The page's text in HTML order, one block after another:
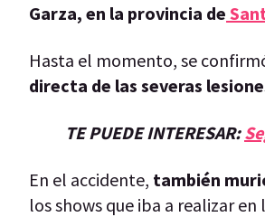
Garza, en la provincia de
Hasta el momento, se
directa de las severas
TE PUEDE INTERESAR:
En el accidente, también
los shows que iba a realizar